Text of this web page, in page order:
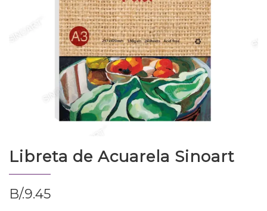
Libreta de Acuarela Sinoart
B/.9.45